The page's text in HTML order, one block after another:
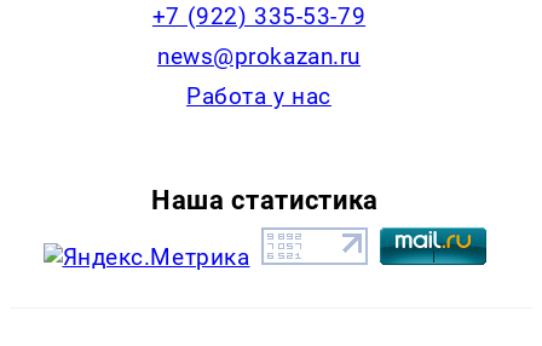
+7 (922) 335-53-79
news@prokazan.ru
Работа у нас
Наша статистика